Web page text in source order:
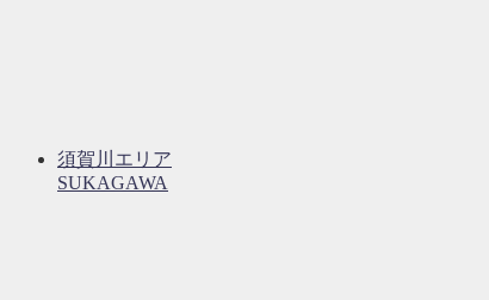
須賀川エリア
SUKAGAWA